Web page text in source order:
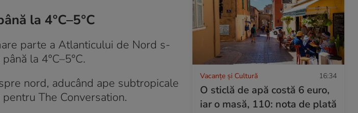
la 4°C–5°C
parte a Atlanticului de Nord s-
la 4°C–5°C.
nord, aducând ape subtropicale
The Conversation.
Vacanțe și Cultură 16:34
O sticlă de apă costă 6 euro,
iar o masă, 110: nota de plată